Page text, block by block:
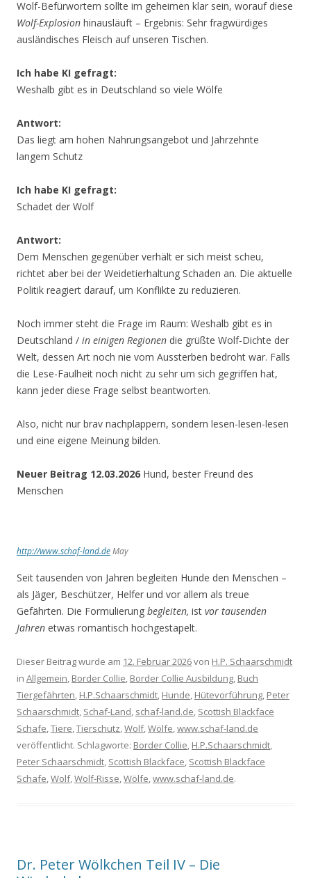
Wolf-Befürwortern sollte im geheimen klar sein, worauf diese
Wolf-Explosion hinausläuft – Ergebnis: Sehr fragwürdiges
ausländisches Fleisch auf unseren Tischen.
Ich habe KI gefragt:
Weshalb gibt es in Deutschland so viele Wölfe
Antwort:
Das liegt am hohen Nahrungsangebot und Jahrzehnte
langem Schutz
Ich habe KI gefragt:
Schadet der Wolf
Antwort:
Dem Menschen gegenüber verhält er sich meist scheu,
richtet aber bei der Weidetierhaltung Schaden an. Die aktuelle
Politik reagiert darauf, um Konflikte zu reduzieren.
Noch immer steht die Frage im Raum: Weshalb gibt es in
Deutschland / in einigen Regionen die grüßte Wolf-Dichte der
Welt, dessen Art noch nie vom Aussterben bedroht war. Falls
die Lese-Faulheit noch nicht zu sehr um sich gegriffen hat,
kann jeder diese Frage selbst beantworten.
Also, nicht nur brav nachplappern, sondern lesen-lesen-lesen
und eine eigene Meinung bilden.
Neuer Beitrag 12.03.2026 Hund, bester Freund des
Menschen
http://www.schaf-land.deMay
Seit tausenden von Jahren begleiten Hunde den Menschen –
als Jäger, Beschützer, Helfer und vor allem als treue
Gefährten. Die Formulierung begleiten, ist vor tausenden
Jahren etwas romantisch hochgestapelt.
Dieser Beitrag wurde am 12. Februar 2026von H.P. Schaarschmidt
in Allgemein, Border Collie, Border Collie Ausbildung, Buch
Tiergefährten, H.P.Schaarschmidt, Hunde, Hütevorführung, Peter
Schaarschmidt, Schaf-Land, schaf-land.de, Scottish Blackface
Schafe,Tiere,Tierschutz,Wolf,Wölfe,www.schaf-land.de
veröffentlicht. Schlagworte: Border Collie, H.P.Schaarschmidt,
Peter Schaarschmidt, Scottish Blackface, Scottish Blackface
Schafe,Wolf,Wolf-Risse,Wölfe,www.schaf-land.de.
Dr. Peter Wölkchen Teil IV – Die